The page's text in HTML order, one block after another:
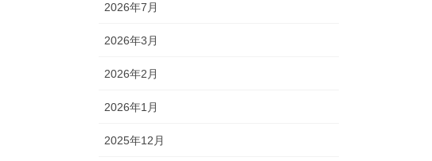
2026年7月
2026年3月
2026年2月
2026年1月
2025年12月